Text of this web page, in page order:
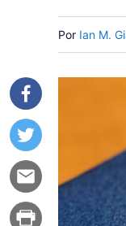
Por Ian M.